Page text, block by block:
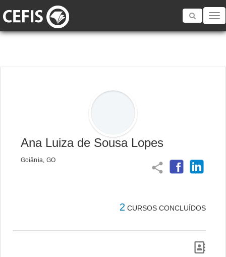
Toggle
Ana Luiza de Sousa Lopes
Goiânia, GO
share
2 CURSOS CONCLUÍDOS